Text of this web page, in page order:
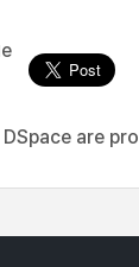
DSpace are